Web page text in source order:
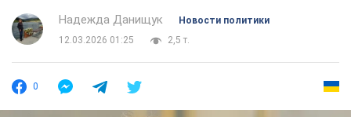
Надежда Данищук
Новости политики
12.03.2026 01:25
2,5 т.
0